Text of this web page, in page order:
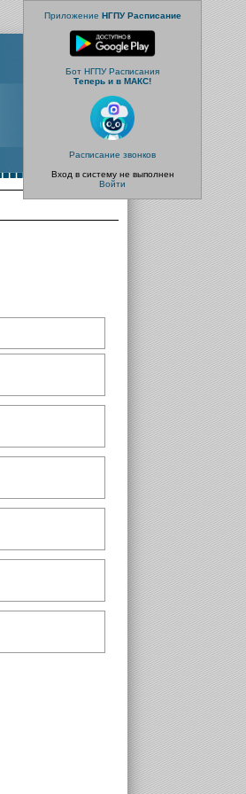
Приложение НГПУ Расписание
Бот НГПУ Расписания
Теперь и в МАКС!
Расписание звонков
Вход в систему не выполнен
Войти